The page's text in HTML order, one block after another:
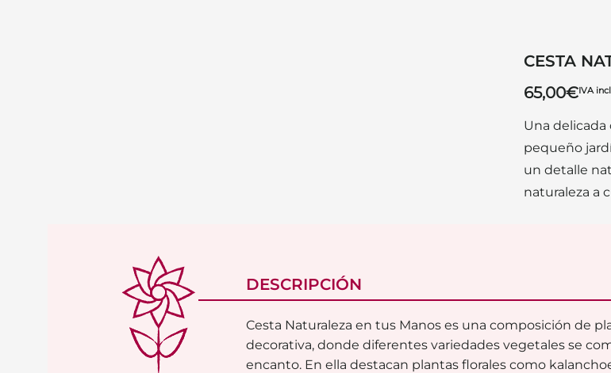
CESTA
65,00€IVA
Una
pequeño
un detalle
naturaleza a
DESCRIPCIÓN
Cesta Naturaleza en tus Manos es una composición de
decorativa, donde diferentes variedades vegetales se
encanto. En ella destacan plantas florales como